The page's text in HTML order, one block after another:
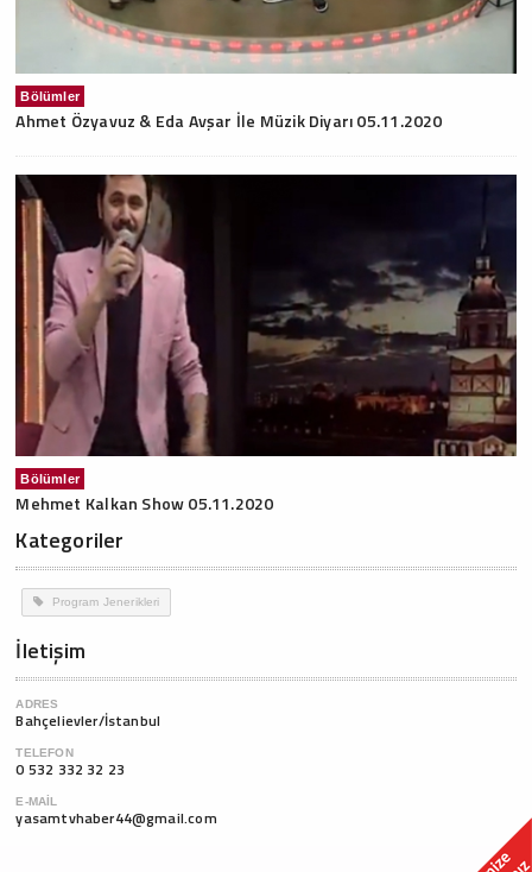
Bölümler
Ahmet Özyavuz & Eda Avşar İle Müzik Diyarı 05.11.2020
Bölümler
Mehmet Kalkan Show 05.11.2020
Kategoriler
Program Jenerikleri
İletişim
ADRES
Bahçelievler/İstanbul
TELEFON
0 532 332 32 23
E-MAIL
yasamtvhaber44@gmail.com